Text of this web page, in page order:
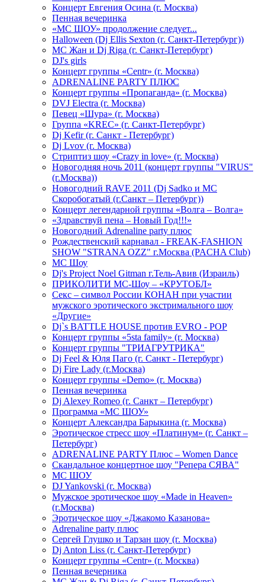
Концерт Евгения Осина (г. Москва)
Пенная вечеринка
«МС ШОУ» продолжение следует...
Halloween (Dj Ellis Sexton (г. Санкт-Петербург))
МС Жан и Dj Riga (г. Санкт-Петербург)
DJ's girls
Концерт группы «Centr» (г. Москва)
ADRENALINE PARTY ПЛЮС
Концерт группы «Пропаганда» (г. Москва)
DVJ Electra (г. Москва)
Певец «Шура» (г. Москва)
Группа «KREC» (г. Санкт-Петербург)
Dj Kefir (г. Санкт - Петербург)
Dj Lvov (г. Москва)
Стриптиз шоу «Crazy in love» (г. Москва)
Новогодняя ночь 2011 (концерт группы "VIRUS"
(г.Москва))
Новогодний RAVE 2011 (Dj Sadko и MC
Скоробогатый (г.Санкт – Петербург))
Концерт легендарной группы «Волга – Волга»
«Здравствуй пена – Новый Год!!!»
Новогодний Adrenaline party плюс
Рождественский карнавал - FREAK-FASHION
SHOW "STRANA OZZ" г.Москва (PACHA Club)
MC Шоу
Dj's Project Noel Gitman г.Тель-Авив (Израиль)
ПРИКОЛИТИ МС-Шоу – «КРУТОБЛ»
Секс – символ России КОНАН при участии
мужского эротического экстримального шоу
«Другие»
Dj`s BATTLE HOUSE против EVRO - POP
Концерт группы «5sta family» (г. Москва)
Концерт группы "ТРИАГРУТРИКА"
Dj Feel & Юля Паго (г. Санкт - Петербург)
Dj Fire Lady (г.Москва)
Концерт группы «Demo» (г. Москва)
Пенная вечеринка
Dj Alexey Romeo (г. Санкт – Петербург)
Программа «МС ШОУ»
Концерт Александра Барыкина (г. Москва)
Эротическое стресс шоу «Платинум» (г. Санкт –
Петербург)
ADRENALINE PARTY Плюс – Women Dance
Скандальное концертное шоу "Репера СЯВА"
МС ШОУ
DJ Yankovski (г. Москва)
Мужское эротическое шоу «Made in Heaven»
(г.Москва)
Эротическое шоу «Джакомо Казанова»
Adrenaline party плюс
Сергей Глушко и Тарзан шоу (г. Москва)
Dj Anton Liss (г. Санкт-Петербург)
Концерт группы «Centr» (г. Москва)
Пенная вечерника